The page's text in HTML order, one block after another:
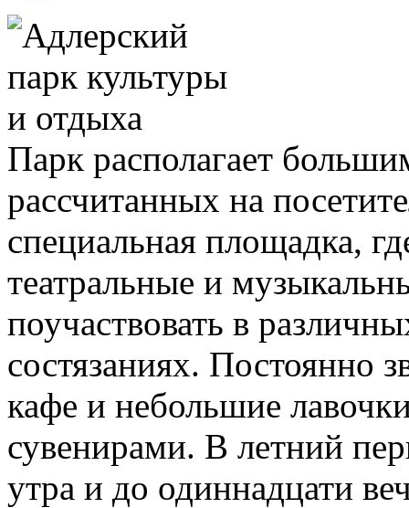
Парк располагает
рассчитанных на
специальная площадка,
театральные и
поучаствовать в
состязаниях. Постоянно
кафе и небольшие
сувенирами. В летний
утра и до одиннадцати